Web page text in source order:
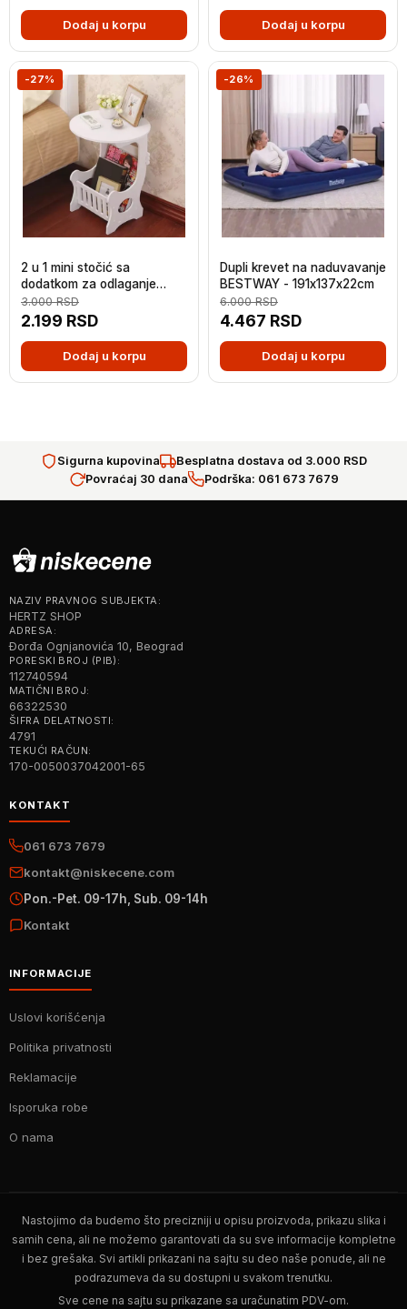
Dodaj u korpu Dodaj u korpu
-27%
2 u 1 mini stočić sa
dodatkom za odlaganje
časopisa
2.199 RSD
3.000RSD
Dodaj u korpu
-26%
Dupli krevet na naduvavanje
BESTWAY - 191x137x22cm
4.467 RSD
6.000RSD
Dodaj u korpu
Sigurna kupovina
Besplatna dostava od 3.000 RSD
Povraćaj 30 dana
Podrška: 061 673 7679
NAZIV PRAVNOG SUBJEKTA:
HERTZ SHOP
ADRESA:
Đorđa Ognjanovića 10, Beograd
PORESKI BROJ (PIB):
112740594
MATIČNI BROJ:
66322530
ŠIFRA DELATNOSTI:
4791
TEKUĆI RAČUN:
170-0050037042001-65
KONTAKT
061 673 7679
kontakt@niskecene.com
Pon.-Pet. 09-17h, Sub. 09-14h
Kontakt
INFORMACIJE
Uslovi korišćenja
Politika privatnosti
Reklamacije
Isporuka robe
O nama
Nastojimo da budemo što precizniji u opisu proizvoda, prikazu slika i
samih cena, ali ne možemo garantovati da su sve informacije kompletne
i bez grešaka. Svi artikli prikazani na sajtu su deo naše ponude, ali ne
podrazumeva da su dostupni u svakom trenutku.
Sve cene na sajtu su prikazane sa uračunatim PDV-om.